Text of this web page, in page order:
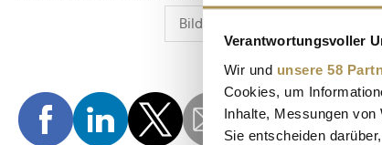
Verantwortungsvoller
Wir und unsere 58
Cookies, um
Inhalte, Messungen
Sie entscheiden